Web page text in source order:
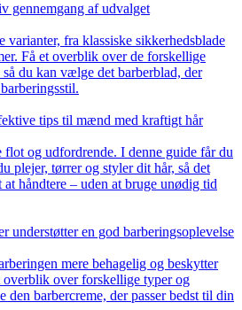
gennemgang af udvalget
varianter, fra klassiske sikkerhedsblade
Få et overblik over de forskellige
så du kan vælge det barberblad, der
tips til mænd med kraftigt hår
og udfordrende. I denne guide får du
plejer, tørrer og styler dit hår, så det
håndtere – uden at bruge unødig tid
understøtter en god barberingsoplevelse
mere behagelig og beskytter
over forskellige typer og
den barbercreme, der passer bedst til din